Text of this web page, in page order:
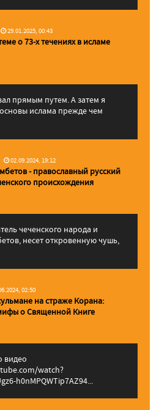
29.01.2025, 00:43
о 73-х течениях в исламе
прямым путем. А затем я
ислама прежде чем
02.09.2024, 19:12
- православный русский
происхождения
чеченского народа и
несет откровенную чушь,
02:50
на страже Корана:
о Священной Книге
видео
watch?
h0nMPQWTip7AZ94...